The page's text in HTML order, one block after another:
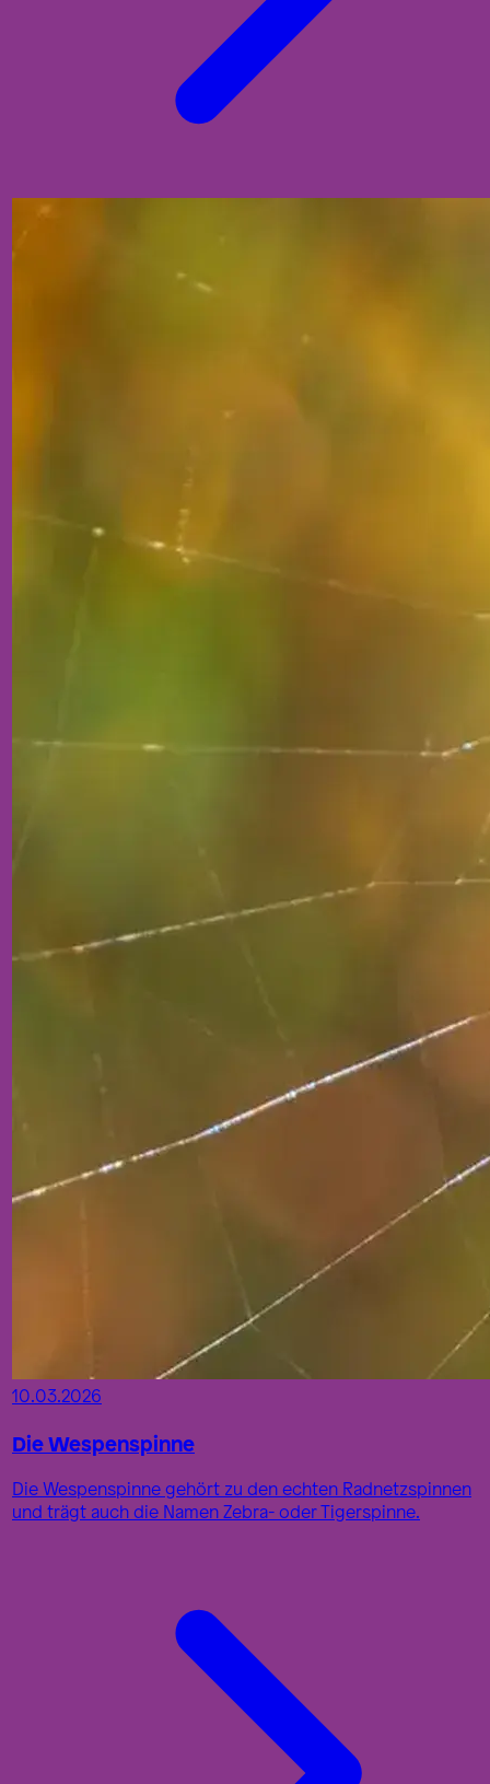
10.03.2026
Die Wespenspinne
Die Wespenspinne gehört zu den echten Radnetzspinnen
und trägt auch die Namen Zebra- oder Tigerspinne.